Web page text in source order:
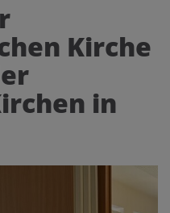
Kirche
in